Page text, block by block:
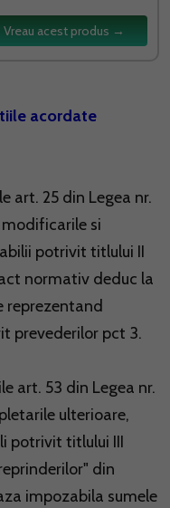
Vreau acest produs →
acordate
art. 25 din Legea nr.
modificarile si
potrivit titlului II
normativ deduc la
reprezentand
prevederilor pct 3.
art. 53 din Legea nr.
ulterioare,
potrivit titlului III
din
impozabila sumele